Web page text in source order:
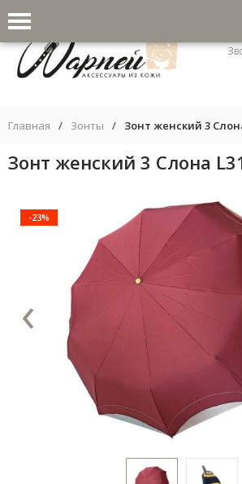
Главная / Зонты / Зонт женский 3
Зонт женский 3 Cлона
-23%
‹